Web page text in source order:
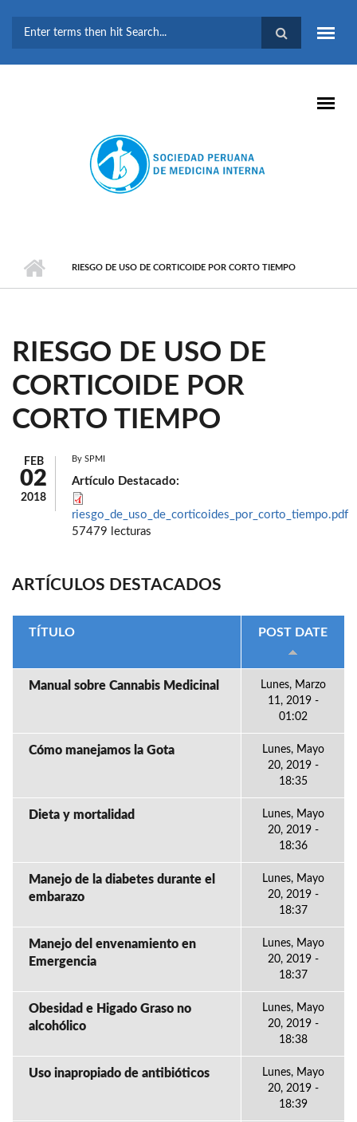
BÚSQUEDA
RIESGO DE USO DE CORTICOIDE POR CORTO TIEMPO
RIESGO DE USO DE
CORTICOIDE POR
CORTO TIEMPO
FEB
02
2018
By SPMI
Artículo Destacado:
riesgo_de_uso_de_corticoides_por_corto_tiempo.pdf
57479 lecturas
ARTÍCULOS DESTACADOS
TÍTULO POST DATE
Manual sobre Cannabis Medicinal
Lunes, Marzo
11, 2019 -
01:02
Cómo manejamos la Gota
Lunes, Mayo
20, 2019 -
18:35
Dieta y mortalidad
Lunes, Mayo
20, 2019 -
18:36
Manejo de la diabetes durante el
embarazo
Lunes, Mayo
20, 2019 -
18:37
Manejo del envenamiento en
Emergencia
Lunes, Mayo
20, 2019 -
18:37
Obesidad e Higado Graso no
alcohólico
Lunes, Mayo
20, 2019 -
18:38
Uso inapropiado de antibióticos
Lunes, Mayo
20, 2019 -
18:39